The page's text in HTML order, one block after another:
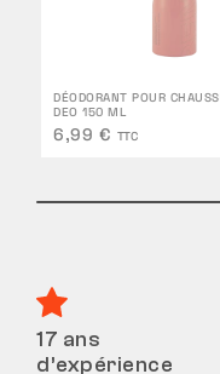
DÉODORANT POUR
DEO 150 ML
6,99 € TTC
17 ans
d’expérience